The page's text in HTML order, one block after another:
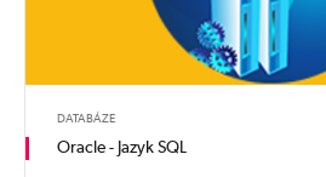
DATABÁZE
Oracle - Jazyk SQL